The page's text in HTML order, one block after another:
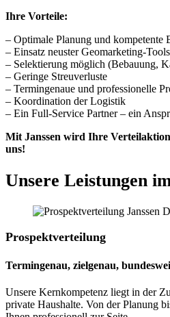
Ihre Vorteile:
– Optimale Planung und kompetente
– Einsatz neuster Geomarketing-Tools
– Selektierung möglich (Bebauung,
– Geringe Streuverluste
– Termingenaue und professionelle
– Koordination der Logistik
– Ein Full-Service Partner – ein
Mit Janssen wird Ihre
uns!
Unsere Leistungen
Prospektverteilung
Termingenau, zielgenau,
Unsere Kernkompetenz liegt in der
private Haushalte. Von der Planung